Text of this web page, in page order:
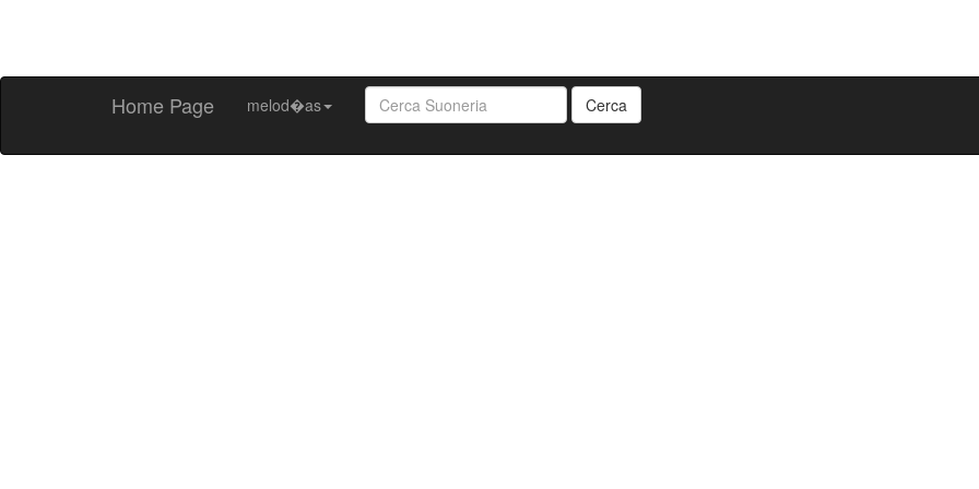
Home Page melod�as Cerca